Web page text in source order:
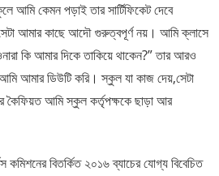
আমি কেমন পড়াই তার সার্টিফিকেট দেবে
আমার কাছে আদৌ গুরুত্বপূর্ণ নয়। আমি ক্লাসে
কি আমার দিকে তাকিয়ে থাকেন?” তার আরও
আমার ডিউটি করি। স্কুল যা কাজ দেয়,সেটা
কৈফিয়ত আমি স্কুল কর্তৃপক্ষকে ছাড়া আর
বিতর্কিত ২০১৬ ব্যাচের যোগ্য বিবেচিত